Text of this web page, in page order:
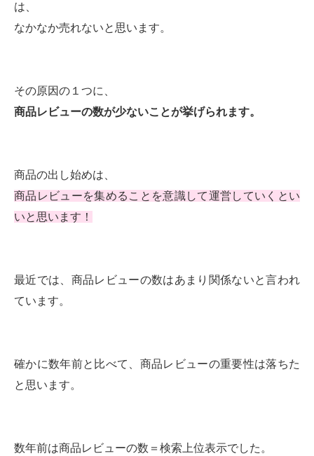
は、
なかなか売れないと思います。
その原因の１つに、
商品レビューの数が少ないことが挙げられます。
商品の出し始めは、
商品レビューを集めることを意識して運営していくとい
いと思います！
最近では、商品レビューの数はあまり関係ないと言われ
ています。
確かに数年前と比べて、商品レビューの重要性は落ちた
と思います。
数年前は商品レビューの数＝検索上位表示でした。